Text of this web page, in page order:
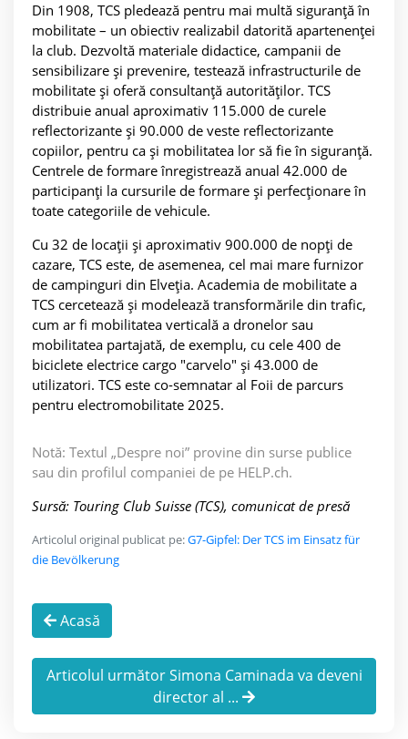
Din 1908, TCS pledează pentru mai multă siguranță în
mobilitate – un obiectiv realizabil datorită apartenenței
la club. Dezvoltă materiale didactice, campanii de
sensibilizare și prevenire, testează infrastructurile de
mobilitate și oferă consultanță autorităților. TCS
distribuie anual aproximativ 115.000 de curele
reflectorizante și 90.000 de veste reflectorizante
copiilor, pentru ca și mobilitatea lor să fie în siguranță.
Centrele de formare înregistrează anual 42.000 de
participanți la cursurile de formare și perfecționare în
toate categoriile de vehicule.
Cu 32 de locații și aproximativ 900.000 de nopți de
cazare, TCS este, de asemenea, cel mai mare furnizor
de campinguri din Elveția. Academia de mobilitate a
TCS cercetează și modelează transformările din trafic,
cum ar fi mobilitatea verticală a dronelor sau
mobilitatea partajată, de exemplu, cu cele 400 de
biciclete electrice cargo "carvelo" și 43.000 de
utilizatori. TCS este co-semnatar al Foii de parcurs
pentru electromobilitate 2025.
Notă: Textul „Despre noi” provine din surse publice
sau din profilul companiei de pe HELP.ch.
Sursă: Touring Club Suisse (TCS), comunicat de presă
Articolul original publicat pe:G7-Gipfel: Der TCS im Einsatz für
die Bevölkerung
Acasă
Articolul următor Simona Caminada va deveni
director al ...